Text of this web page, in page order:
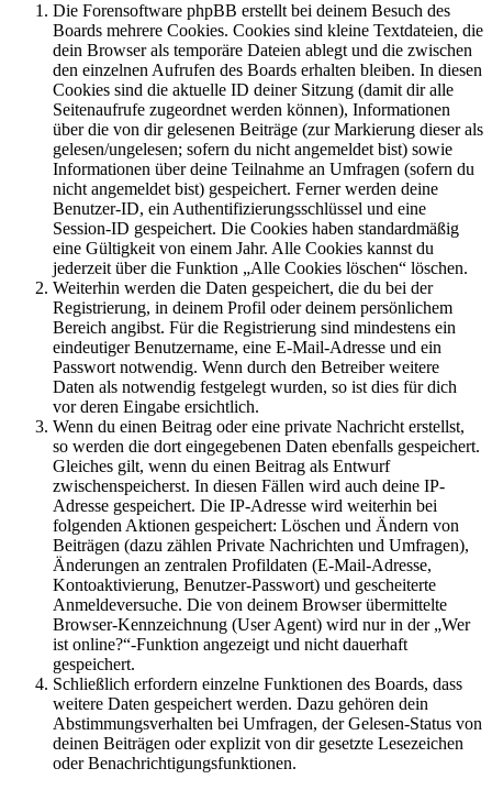
Die Forensoftware phpBB erstellt bei deinem Besuch des
Boards mehrere Cookies. Cookies sind kleine Textdateien, die
dein Browser als temporäre Dateien ablegt und die zwischen
den einzelnen Aufrufen des Boards erhalten bleiben. In diesen
Cookies sind die aktuelle ID deiner Sitzung (damit dir alle
Seitenaufrufe zugeordnet werden können), Informationen
über die von dir gelesenen Beiträge (zur Markierung dieser als
gelesen/ungelesen; sofern du nicht angemeldet bist) sowie
Informationen über deine Teilnahme an Umfragen (sofern du
nicht angemeldet bist) gespeichert. Ferner werden deine
Benutzer-ID, ein Authentifizierungsschlüssel und eine
Session-ID gespeichert. Die Cookies haben standardmäßig
eine Gültigkeit von einem Jahr. Alle Cookies kannst du
jederzeit über die Funktion „Alle Cookies löschen“ löschen.
Weiterhin werden die Daten gespeichert, die du bei der
Registrierung, in deinem Profil oder deinem persönlichem
Bereich angibst. Für die Registrierung sind mindestens ein
eindeutiger Benutzername, eine E-Mail-Adresse und ein
Passwort notwendig. Wenn durch den Betreiber weitere
Daten als notwendig festgelegt wurden, so ist dies für dich
vor deren Eingabe ersichtlich.
Wenn du einen Beitrag oder eine private Nachricht erstellst,
so werden die dort eingegebenen Daten ebenfalls gespeichert.
Gleiches gilt, wenn du einen Beitrag als Entwurf
zwischenspeicherst. In diesen Fällen wird auch deine IP-
Adresse gespeichert. Die IP-Adresse wird weiterhin bei
folgenden Aktionen gespeichert: Löschen und Ändern von
Beiträgen (dazu zählen Private Nachrichten und Umfragen),
Änderungen an zentralen Profildaten (E-Mail-Adresse,
Kontoaktivierung, Benutzer-Passwort) und gescheiterte
Anmeldeversuche. Die von deinem Browser übermittelte
Browser-Kennzeichnung (User Agent) wird nur in der „Wer
ist online?“-Funktion angezeigt und nicht dauerhaft
gespeichert.
Schließlich erfordern einzelne Funktionen des Boards, dass
weitere Daten gespeichert werden. Dazu gehören dein
Abstimmungsverhalten bei Umfragen, der Gelesen-Status von
deinen Beiträgen oder explizit von dir gesetzte Lesezeichen
oder Benachrichtigungsfunktionen.